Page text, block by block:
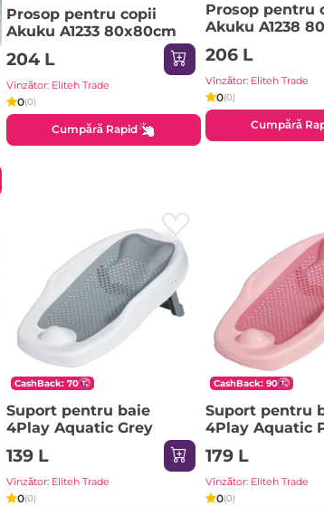
Prosop pentru copii
Akuku A1233 80x80cm
204 L
Vînzător: Eliteh Trade
0(0)
Cumpără Rapid
Prosop pentru
Akuku A1238
206 L
Vînzător: Eliteh Trade
0(0)
Cumpără
CashBack: 70
Suport pentru baie
4Play Aquatic Grey
139 L
Vînzător: Eliteh Trade
0(0)
CashBack: 90
Suport pentru
4Play Aquatic
179 L
Vînzător: Eliteh Trade
0(0)